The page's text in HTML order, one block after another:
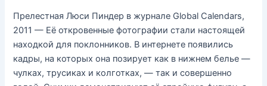
Прелестная Люси Пиндер в журнале Global Calendars,
2011 — Её откровенные фотографии стали настоящей
находкой для поклонников. В интернете появились
кадры, на которых она позирует как в нижнем белье —
чулках, трусиках и колготках, — так и совершенно